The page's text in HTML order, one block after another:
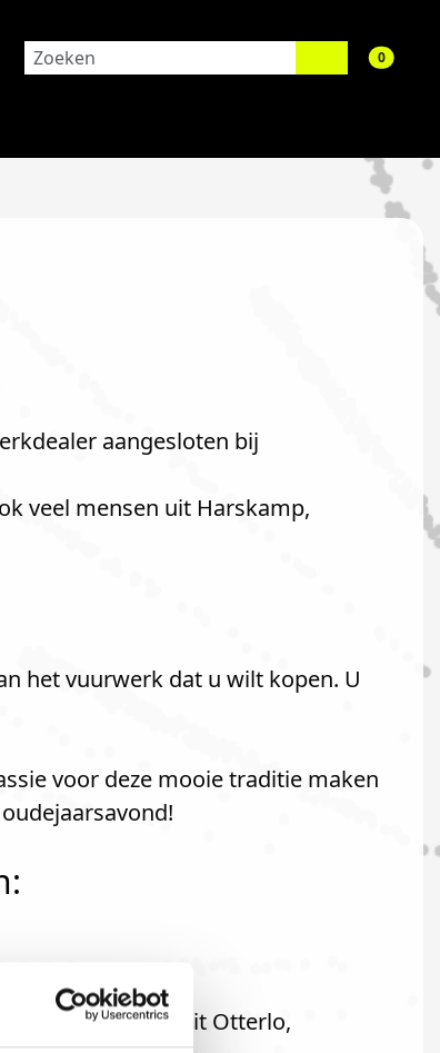
0aantal
aangesloten bij
veel mensen uit Harskamp,
het vuurwerk dat u wilt kopen. U
voor deze mooie traditie maken
welkom als u uit Otterlo,